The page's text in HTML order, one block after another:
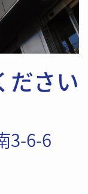
ださい
3-6-6